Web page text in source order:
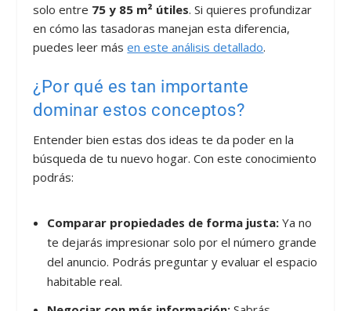
solo entre 75 y 85 m² útiles. Si quieres profundizar
en cómo las tasadoras manejan esta diferencia,
puedes leer másen este análisis detallado.
¿Por qué es tan importante
dominar estos conceptos?
Entender bien estas dos ideas te da poder en la
búsqueda de tu nuevo hogar. Con este conocimiento
podrás:
Comparar propiedades de forma justa:Ya no
te dejarás impresionar solo por el número grande
del anuncio. Podrás preguntar y evaluar el espacio
habitable real.